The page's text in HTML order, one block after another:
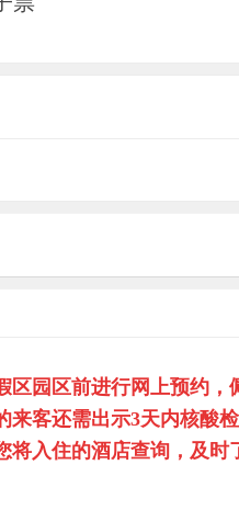
区园区前进行网上预约
客还需出示3天内核酸
将入住的酒店查询，及